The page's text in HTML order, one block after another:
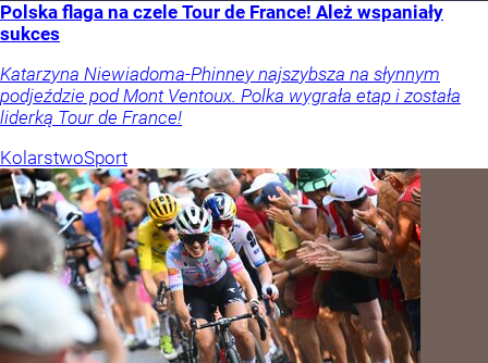
Polska flaga na czele Tour de France! Ależ wspaniały
sukces
Katarzyna Niewiadoma-Phinney najszybsza na słynnym
podjeździe pod Mont Ventoux. Polka wygrała etap i została
liderką Tour de France!
KolarstwoSport